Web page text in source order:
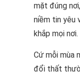
mặt đúng
niềm tin yêu
khắp mọi nơi.
Cứ mỗi mùa
đổi thất